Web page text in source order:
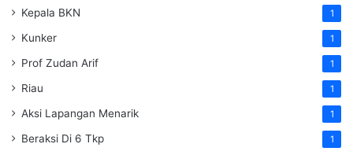
Kepala BKN 1
Kunker 1
Prof Zudan Arif 1
Riau 1
Aksi Lapangan Menarik 1
Beraksi Di 6 Tkp 1